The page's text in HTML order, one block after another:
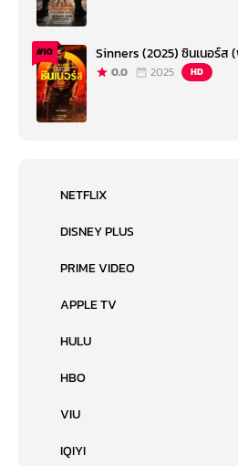
#10 Sinners (2025) ซินเนอร์ส
0.0 2025 HD
NETFLIX
DISNEY PLUS
PRIME VIDEO
APPLE TV
HULU
HBO
VIU
IQIYI